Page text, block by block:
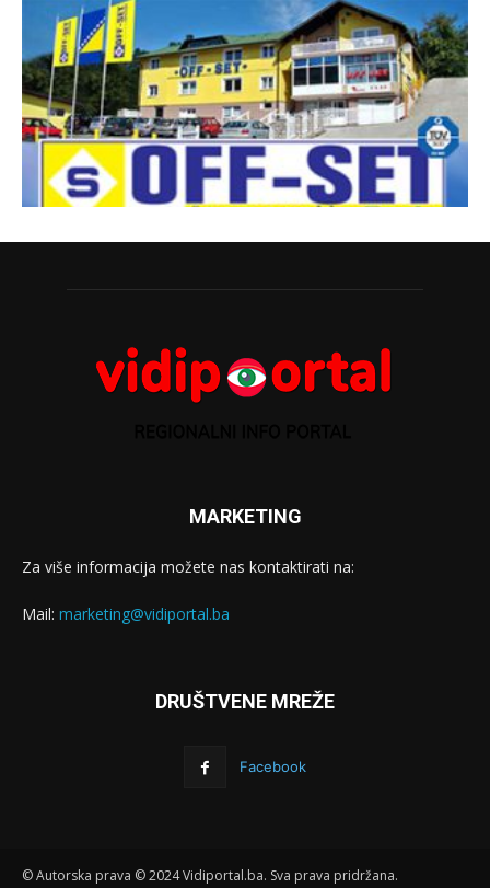
MARKETING
Za više informacija možete nas kontaktirati na:
Mail: marketing@vidiportal.ba
DRUŠTVENE MREŽE
Facebook
© Autorska prava © 2024 Vidiportal.ba. Sva prava pridržana.